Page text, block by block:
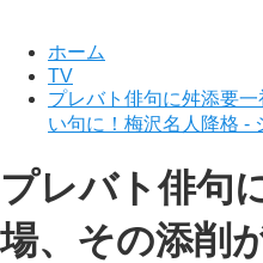
ホーム
TV
プレバト俳句に舛添要
い句に！梅沢名人降格 -
プレバト俳句
場、その添削